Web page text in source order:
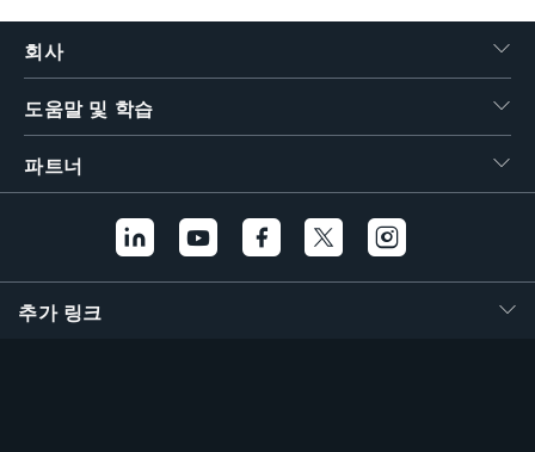
회사
도움말 및 학습
파트너
추가 링크